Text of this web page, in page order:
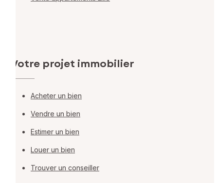
Votre projet immobilier
Acheter un bien
Vendre un bien
Estimer un bien
Louer un bien
Trouver un conseiller